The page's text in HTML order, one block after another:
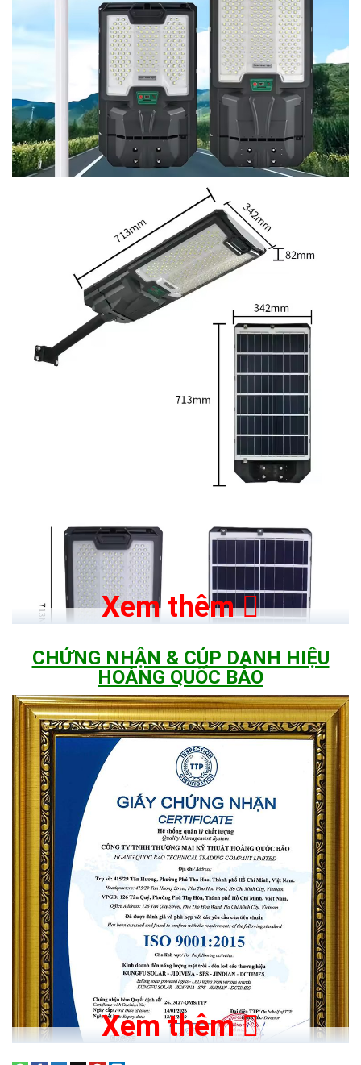
Xem thêm
CHỨNG NHẬN & CÚP DANH HIỆU
HOÀNG QUỐC BẢO
Xem thêm